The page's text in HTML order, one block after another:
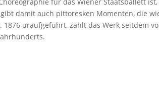
damit auch pittoresken Momenten, die
uraufgeführt, zählt das Werk seitdem